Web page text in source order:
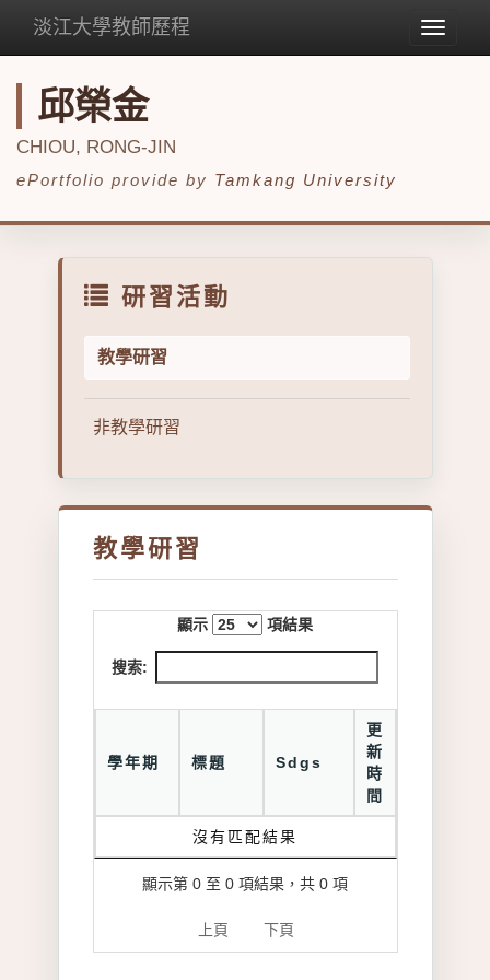
Toggle
淡江大學教師歷程
邱榮金
CHIOU, RONG-JIN
ePortfolio provide by Tamkang University
研習活動
教學研習
非教學研習
教學研習
顯示 項結果
搜索:
學年期 標題 Sdgs
更
新
時
間
沒有匹配結果
顯示第 0 至 0 項結果，共 0 項
上頁 下頁